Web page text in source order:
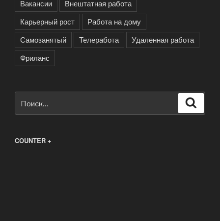
Вакансии
Внештатная работа
Карьерный рост
Работа на дому
Самозанятый
Телеработа
Удаленная работа
Фриланс
COUNTER +